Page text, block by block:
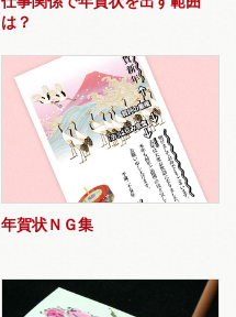
は？
年賀状ＮＧ集